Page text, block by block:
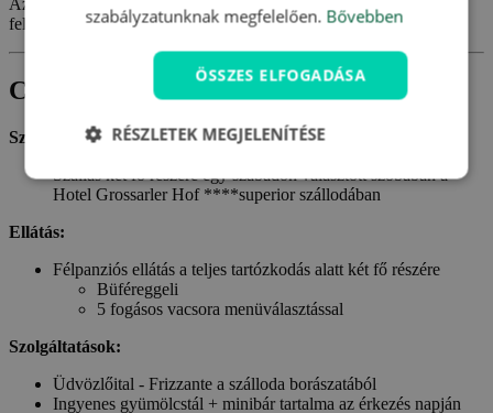
Az ingyenes hátizsákkölcsönzés pedig megkönnyíti a környék
felfedezését is.
Csomagtartalom
Szállás:
Szállás két fő részére egy szabadon választott szobában a
Hotel Grossarler Hof ****superior szállodában
Ellátás:
Félpanziós ellátás a teljes tartózkodás alatt két fő részére
Büféreggeli
5 fogásos vacsora menüválasztással
Szolgáltatások:
Üdvözlőital - Frizzante a szálloda borászatából
Ingyenes gyümölcstál + minibár tartalma az érkezés napján
szabályzatunknak megfelelően. Bővebben
ÖSSZES ELFOGADÁSA
RÉSZLETEK MEGJELENÍTÉSE